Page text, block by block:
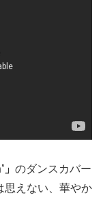
のダンスカバー
思えない、華やか